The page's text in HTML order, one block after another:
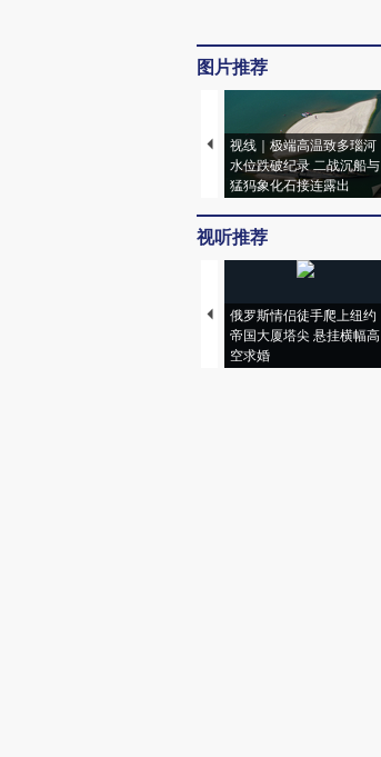
图片推荐
视线｜极端高温致多瑙河
水位跌破纪录 二战沉船与
猛犸象化石接连露出
视听推荐
俄罗斯情侣徒手爬上纽约
帝国大厦塔尖 悬挂横幅高
空求婚